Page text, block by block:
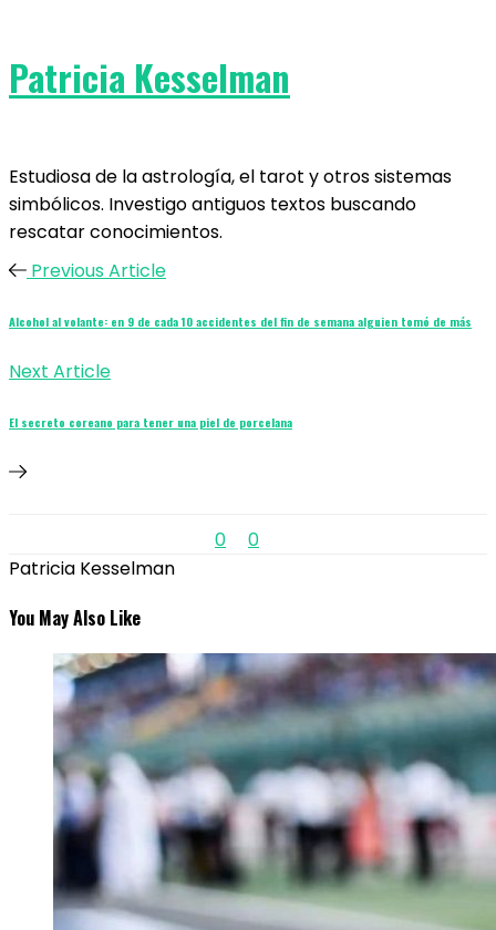
Patricia Kesselman
Estudiosa de la astrología, el tarot y otros sistemas
simbólicos. Investigo antiguos textos buscando
rescatar conocimientos.
Previous Article
Alcohol al volante: en 9 de cada 10 accidentes del fin de semana alguien tomó de más
Next Article
El secreto coreano para tener una piel de porcelana
0
0
Patricia Kesselman
You May Also Like